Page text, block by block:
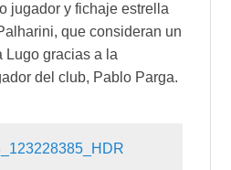
jugador y fichaje estrella
que consideran un
Lugo gracias a la
del club, Pablo Parga.